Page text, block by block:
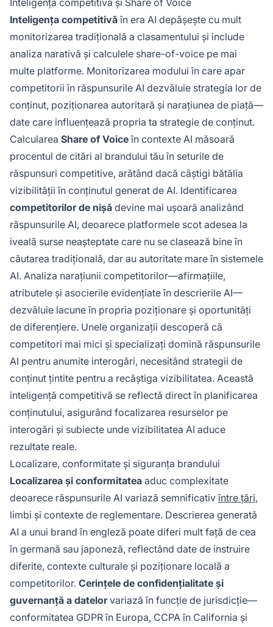
Inteligența competitivăîn era AI depășește cu mult
monitorizarea tradițională a clasamentului și include
analiza narativă și calculele share-of-voice pe mai
multe platforme. Monitorizarea modului în care apar
competitorii în răspunsurile AI dezvăluie strategia lor de
conținut, poziționarea autoritară și narațiunea de piață—
date care influențează propria ta strategie de conținut.
Calcularea Share of Voiceîn contexte AI măsoară
procentul de citări al brandului tău în seturile de
răspunsuri competitive, arătând dacă câștigi bătălia
vizibilității în conținutul generat de AI. Identificarea
competitorilor de nișă devine mai ușoară analizând
răspunsurile AI, deoarece platformele scot adesea la
iveală surse neașteptate care nu se clasează bine în
căutarea tradițională, dar au autoritate mare în sistemele
AI. Analiza narațiunii competitorilor—afirmațiile,
atributele și asocierile evidențiate în descrierile AI—
dezvăluie lacune în propria poziționare și oportunități
de diferențiere. Unele organizații descoperă că
competitori mai mici și specializați domină răspunsurile
AI pentru anumite interogări, necesitând strategii de
conținut țintite pentru a recâștiga vizibilitatea. Această
inteligență competitivă se reflectă direct în planificarea
conținutului, asigurând focalizarea resurselor pe
interogări și subiecte unde vizibilitatea AI aduce
rezultate reale.
Localizare, conformitate și siguranța brandului
Localizarea și conformitatea aduc complexitate
deoarece răspunsurile AI variază semnificativîntre țări,
limbi și contexte de reglementare. Descrierea generată
AI a unui brand în engleză poate diferi mult față de cea
în germană sau japoneză, reflectând date de instruire
diferite, contexte culturale și poziționare locală a
competitorilor. Cerințele de confidențialitate și
guvernanță a datelorvariază în funcție de jurisdicție—
conformitatea GDPR în Europa, CCPA în California și